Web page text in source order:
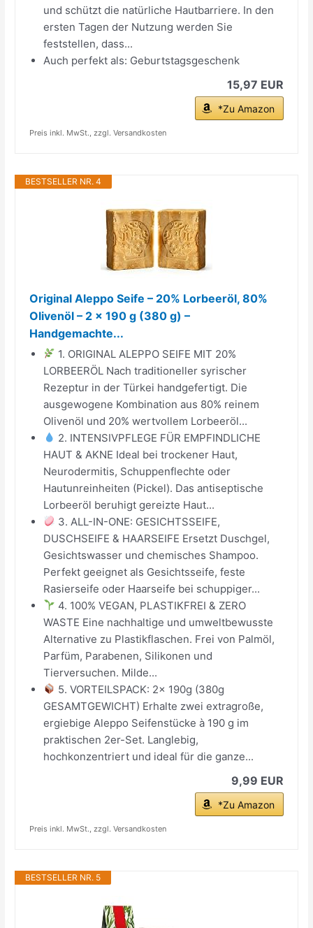
und schützt die natürliche Hautbarriere. In den
ersten Tagen der Nutzung werden Sie
feststellen, dass...
Auch perfekt als: Geburtstagsgeschenk
15,97 EUR
*Zu Amazon
Preis inkl. MwSt., zzgl. Versandkosten
BESTSELLER NR. 4
Original Aleppo Seife – 20% Lorbeeröl, 80%
Olivenöl – 2 x 190 g (380 g) –
Handgemachte...
1. ORIGINAL ALEPPO SEIFE MIT 20%
LORBEERÖL Nach traditioneller syrischer
Rezeptur in der Türkei handgefertigt. Die
ausgewogene Kombination aus 80% reinem
Olivenöl und 20% wertvollem Lorbeeröl...
2. INTENSIVPFLEGE FÜR EMPFINDLICHE
HAUT & AKNE Ideal bei trockener Haut,
Neurodermitis, Schuppenflechte oder
Hautunreinheiten (Pickel). Das antiseptische
Lorbeeröl beruhigt gereizte Haut...
3. ALL-IN-ONE: GESICHTSSEIFE,
DUSCHSEIFE & HAARSEIFE Ersetzt Duschgel,
Gesichtswasser und chemisches Shampoo.
Perfekt geeignet als Gesichtsseife, feste
Rasierseife oder Haarseife bei schuppiger...
4. 100% VEGAN, PLASTIKFREI & ZERO
WASTE Eine nachhaltige und umweltbewusste
Alternative zu Plastikflaschen. Frei von Palmöl,
Parfüm, Parabenen, Silikonen und
Tierversuchen. Milde...
5. VORTEILSPACK: 2x 190g (380g
GESAMTGEWICHT) Erhalte zwei extragroße,
ergiebige Aleppo Seifenstücke à 190 g im
praktischen 2er-Set. Langlebig,
hochkonzentriert und ideal für die ganze...
9,99 EUR
*Zu Amazon
Preis inkl. MwSt., zzgl. Versandkosten
BESTSELLER NR. 5